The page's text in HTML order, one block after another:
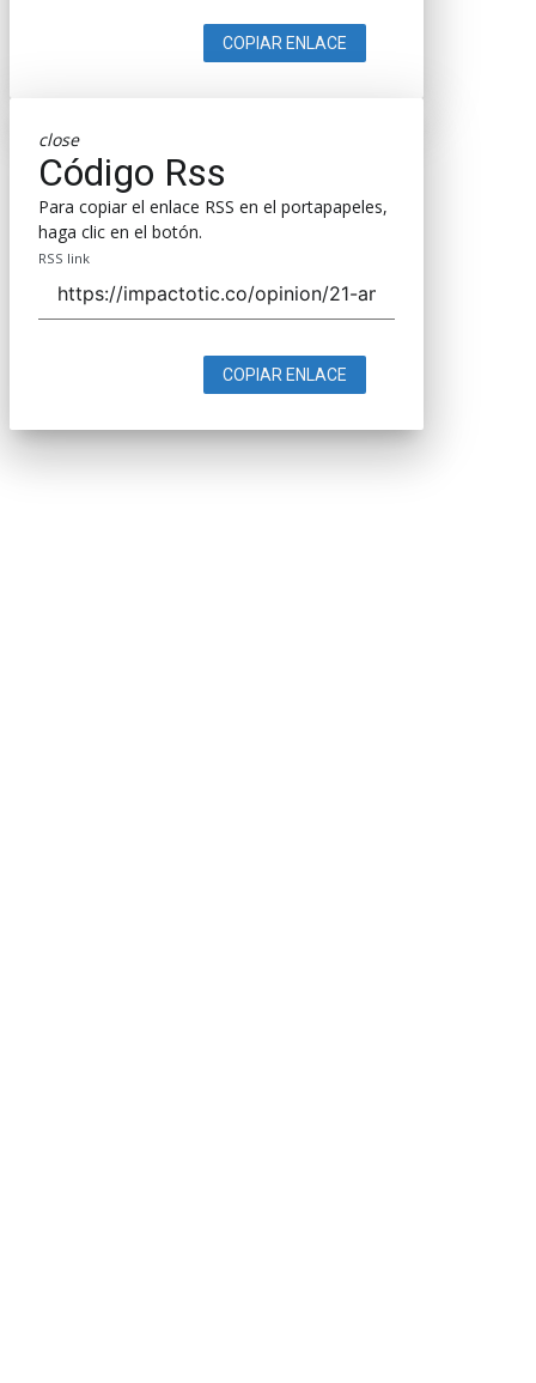
COPIAR ENLACE
close
Código Rss
Para copiar el enlace RSS en el portapapeles,
haga clic en el botón.
RSS link
COPIAR ENLACE